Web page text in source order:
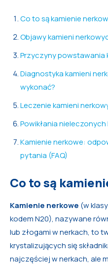
Co to są kamienie
Objawy kamieni
Przyczyny powstawania
Diagnostyka kamieni
wykonać?
Leczenie kamieni
Powikłania
Kamienie nerkowe:
pytania (FAQ)
Co to są
Kamienie nerkowe (w
kodem N20), nazywane
lub złogami w nerkach, to
krystalizujących się
najczęściej w nerkach, ale